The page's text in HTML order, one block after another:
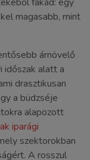
magasabb, mint
árnövelő
időszak alatt a
drasztikusan
a büdzséje
alapozott
iparági
szektorokban
A rosszul